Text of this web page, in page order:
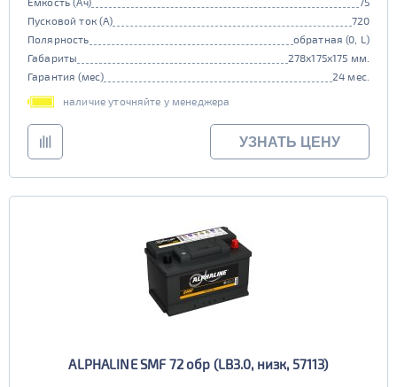
Пусковой ток (А)
720
Полярность
обратная (0, L)
Габариты
278x175x175 мм.
Гарантия (мес)
24 мес.
наличие уточняйте у менеджера
УЗНАТЬ ЦЕНУ
ALPHALINE SMF 72 обр (LB3.0, низк, 57113)